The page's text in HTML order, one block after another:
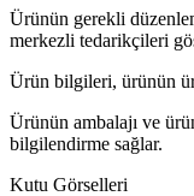
Ürünün gerekli
merkezli tedarikçileri
Ürün bilgileri, ürünün
Ürünün ambalajı ve
bilgilendirme sağlar.
Kutu Görselleri